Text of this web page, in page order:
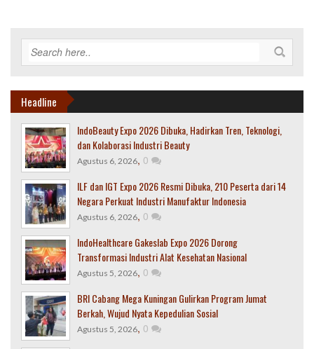
Headline
IndoBeauty Expo 2026 Dibuka, Hadirkan Tren, Teknologi,
dan Kolaborasi Industri Beauty
Agustus 6, 2026, 0
ILF dan IGT Expo 2026 Resmi Dibuka, 210 Peserta dari 14
Negara Perkuat Industri Manufaktur Indonesia
Agustus 6, 2026, 0
IndoHealthcare Gakeslab Expo 2026 Dorong
Transformasi Industri Alat Kesehatan Nasional
Agustus 5, 2026, 0
BRI Cabang Mega Kuningan Gulirkan Program Jumat
Berkah, Wujud Nyata Kepedulian Sosial
Agustus 5, 2026, 0